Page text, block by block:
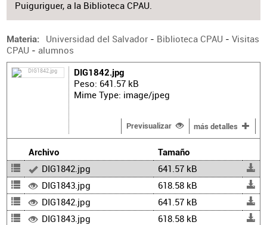
Puiguriguer, a la Biblioteca CPAU.
Materia Universidad del Salvador - Biblioteca CPAU -Visitas
CPAU - alumnos
DIG1842.jpg
Peso: 641.57 kB
Mime Type: image/jpeg
Previsualizar más detalles
Archivo Tamaño
DIG1842.jpg
641.57 kB
DIG1843.jpg
618.58 kB
DIG1842.jpg
641.57 kB
DIG1843.jpg
618.58 kB